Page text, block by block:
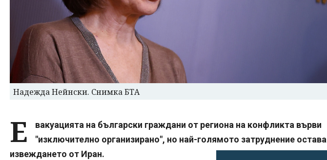
Надежда Нейнски. Снимка БТА
Е
вакуацията на български граждани от региона на конфликта върви
"изключително организирано", но най-голямото затруднение остава
извеждането от Иран.